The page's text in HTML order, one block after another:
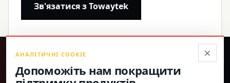
Зв'язатися з Towaytek
® ×
АНАЛІТИЧНІ COOKIE
Допоможіть нам покращити